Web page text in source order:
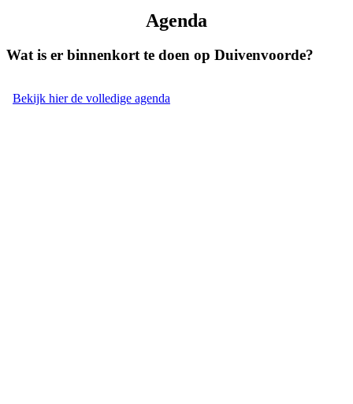
Agenda
Wat is er binnenkort te doen op Duivenvoorde?
Bekijk hier de volledige agenda